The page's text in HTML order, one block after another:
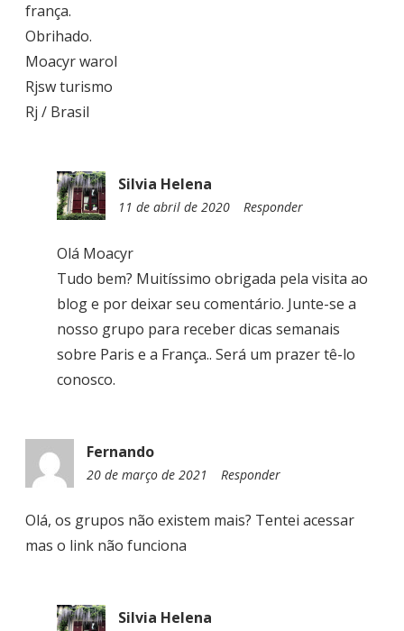
frança.
Obrihado.
Moacyr warol
Rjsw turismo
Rj / Brasil
Silvia Helena
11 de abril de 2020
0
0
Responder
Olá Moacyr
Tudo bem? Muitíssimo obrigada pela visita ao
blog e por deixar seu comentário. Junte-se a
nosso grupo para receber dicas semanais
sobre Paris e a França.. Será um prazer tê-lo
conosco.
Fernando
20 de março de 2021
1
:
Responder
Olá, os grupos não existem mais? Tentei acessar
mas o link não funciona
Silvia Helena